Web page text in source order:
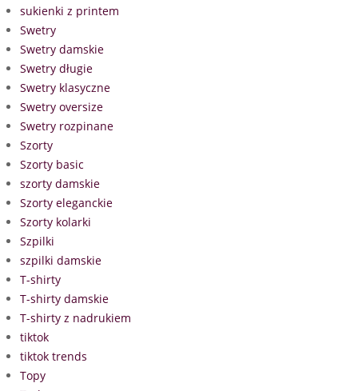
sukienki z printem
Swetry
Swetry damskie
Swetry długie
Swetry klasyczne
Swetry oversize
Swetry rozpinane
Szorty
Szorty basic
szorty damskie
Szorty eleganckie
Szorty kolarki
Szpilki
szpilki damskie
T-shirty
T-shirty damskie
T-shirty z nadrukiem
tiktok
tiktok trends
Topy